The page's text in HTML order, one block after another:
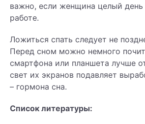
важно, если женщина целый день
работе.
Ложиться спать следует не
Перед сном можно немного
смартфона или планшета лучше
свет их экранов подавляет
– гормона сна.
Список литературы: